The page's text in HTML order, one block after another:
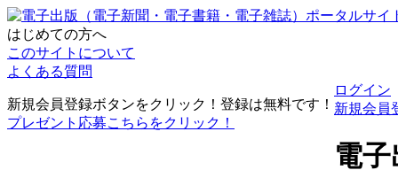
はじめての方へ
このサイトについて
よくある質問
新規会員登録ボタンをクリック！登録は無料です！
プレゼント応募こちらをクリック！
ログイン
新規会員
電